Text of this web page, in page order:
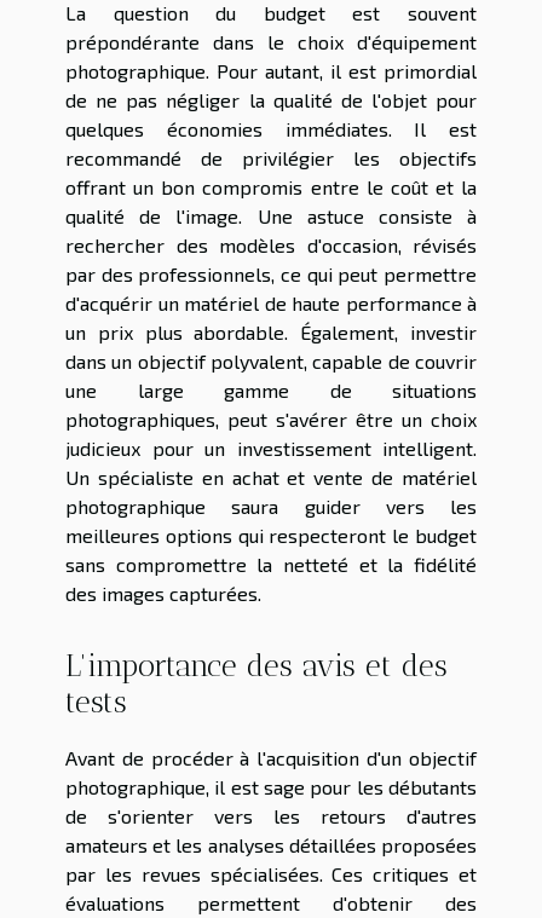
La question du budget est souvent
prépondérante dans le choix d'équipement
photographique. Pour autant, il est primordial
de ne pas négliger la qualité de l'objet pour
quelques économies immédiates. Il est
recommandé de privilégier les objectifs
offrant un bon compromis entre le coût et la
qualité de l'image. Une astuce consiste à
rechercher des modèles d'occasion, révisés
par des professionnels, ce qui peut permettre
d'acquérir un matériel de haute performance à
un prix plus abordable. Également, investir
dans un objectif polyvalent, capable de couvrir
une large gamme de situations
photographiques, peut s'avérer être un choix
judicieux pour un investissement intelligent.
Un spécialiste en achat et vente de matériel
photographique saura guider vers les
meilleures options qui respecteront le budget
sans compromettre la netteté et la fidélité
des images capturées.
L'importance des avis et des
tests
Avant de procéder à l'acquisition d'un objectif
photographique, il est sage pour les débutants
de s'orienter vers les retours d'autres
amateurs et les analyses détaillées proposées
par les revues spécialisées. Ces critiques et
évaluations permettent d'obtenir des